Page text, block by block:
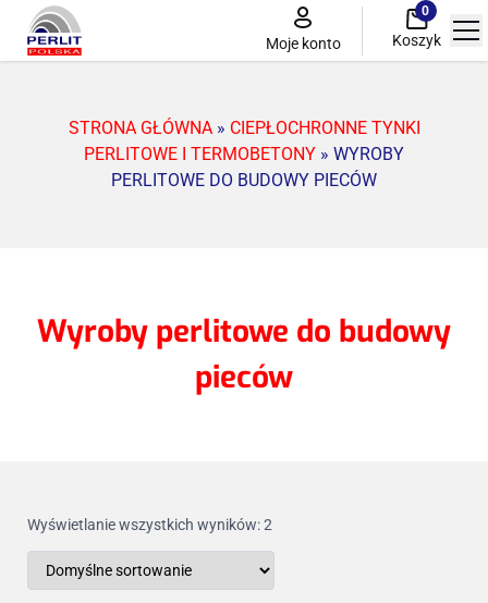
Moje konto
0
Koszyk
Perlit przemysłowy
Ciepłochronne tynki perlitowe i termobetony
STRONA GŁÓWNA» CIEPŁOCHRONNE TYNKI
PERLITOWE I TERMOBETONY » WYROBY
PERLITOWE DO BUDOWY PIECÓW
Wyroby perlitowe do budowy
pieców
Wyświetlanie wszystkich wyników: 2